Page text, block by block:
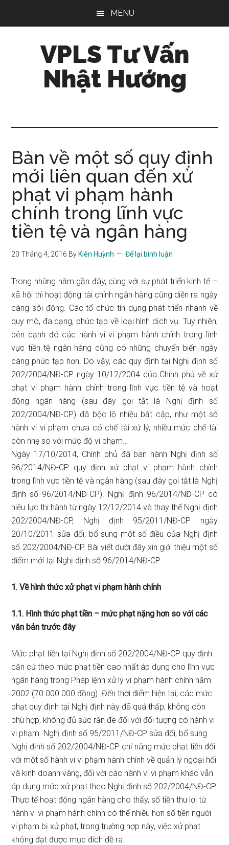
MENU
VPLS Tư Vấn
Nhật Hướng
Bàn về một số quy định
mới liên quan đến xử
phạt vi phạm hành
chính trong lĩnh vực
tiền tệ và ngân hàng
20 Tháng 4, 2016 By Kiên Huỳnh Để lại bình luận
Trong những năm gần đây, cùng với sự phát triển kinh tế –
xã hội thì hoạt động tài chính ngân hàng cũng diễn ra ngày
càng sôi động. Các tổ chức tín dụng phát triển nhanh về
quy mô, đa dạng, phức tạp về loại hình dịch vụ. Tuy nhiên,
bên cạnh đó các hành vi vi phạm hành chính trong lĩnh
vực tiền tệ ngân hàng cũng có những chuyển biến ngày
càng phức tạp hơn. Do vậy, các quy định tại Nghị định số
202/2004/NĐ-CP ngày 10/12/2004 của Chính phủ về xử
phạt vi phạm hành chính trong lĩnh vực tiền tệ và hoạt
động ngân hàng (sau đây gọi tắt là Nghị định số
202/2004/NĐ-CP) đã bộc lộ nhiều bất cập, như một số
hành vi vi phạm chưa có chế tài xử lý, nhiều mức chế tài
còn nhẹ so với mức độ vi phạm…
Ngày 17/10/2014, Chính phủ đã ban hành Nghị định số
96/2014/NĐ-CP quy định xử phạt vi phạm hành chính
trong lĩnh vực tiền tệ và ngân hàng (sau đây gọi tắt là Nghị
định số 96/2014/NĐ-CP). Nghị định 96/2014/NĐ-CP có
hiệu lực thi hành từ ngày 12/12/2014 và thay thế Nghị định
202/2004/NĐ-CP, Nghị định 95/2011/NĐ-CP ngày
20/10/2011 sửa đổi, bổ sung một số điều của Nghị định
số 202/2004/NĐ-CP. Bài viết dưới đây xin giới thiệu một số
điểm mới tại Nghị định số 96/2014/NĐ-CP.
1. Về hình thức xử phạt vi phạm hành chính
1.1. Hình thức phạt tiền – mức phạt nặng hơn so với các
văn bản trước đây
Mức phạt tiền tại Nghị định số 202/2004/NĐ-CP quy định
căn cứ theo mức phạt tiền cao nhất áp dụng cho lĩnh vực
ngân hàng trong Pháp lệnh xử lý vi phạm hành chính năm
2002 (70.000.000 đồng). Đến thời điểm hiện tại, các mức
phạt quy định tại Nghị định này đã quá thấp, không còn
phù hợp, không đủ sức răn đe đối với đối tượng có hành vi
vi phạm. Nghị định số 95/2011/NĐ-CP sửa đổi, bổ sung
Nghị định số 202/2004/NĐ-CP chỉ nâng mức phạt tiền đối
với một số hành vi vi phạm hành chính về quản lý ngoại hối
và kinh doanh vàng, đối với các hành vi vi phạm khác vẫn
áp dụng mức xử phạt theo Nghị định số 202/2004/NĐ-CP.
Thực tế hoạt động ngân hàng cho thấy, số tiền thu lợi từ
hành vi vi phạm hành chính có thể nhiều hơn số tiền người
vi phạm bị xử phạt, trong trường hợp này, việc xử phạt
không đạt được mục đích đề ra.